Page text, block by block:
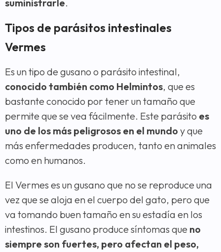
suministrarle.
Tipos de parásitos intestinales
Vermes
Es un tipo de gusano o parásito intestinal,
conocido también como Helmintos, que es
bastante conocido por tener un tamaño que
permite que se vea fácilmente. Este parásito es
uno de los más peligrosos en el mundo y que
más enfermedades producen, tanto en animales
como en humanos.
El Vermes es un gusano que no se reproduce una
vez que se aloja en el cuerpo del gato, pero que
va tomando buen tamaño en su estadía en los
intestinos. El gusano produce síntomas que no
siempre son fuertes, pero afectan el peso,